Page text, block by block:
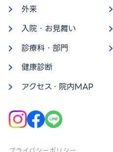
外来
入院・お見舞い
診療科・部門
健康診断
アクセス・院内MAP